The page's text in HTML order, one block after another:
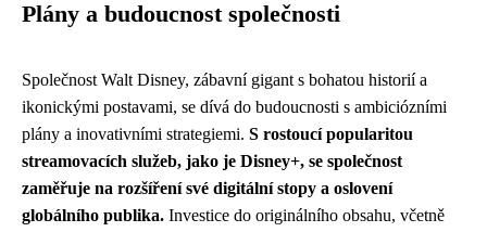
Plány a budoucnost společnosti
Společnost Walt Disney, zábavní gigant s bohatou historií a
ikonickými postavami, se dívá do budoucnosti s ambiciózními
plány a inovativními strategiemi. S rostoucí popularitou
streamovacích služeb, jako je Disney+, se společnost
zaměřuje na rozšíření své digitální stopy a oslovení
globálního publika. Investice do originálního obsahu, včetně